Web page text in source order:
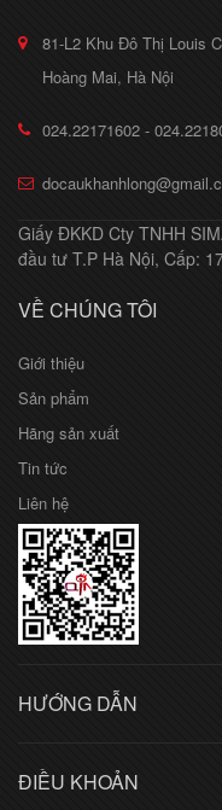
81-L2 Khu Đô Thị Louis
Hoàng Mai, Hà Nội
024.22171602 -
Giấy ĐKKD Cty TNHH
đầu tư T.P Hà Nội, Cấp:
VỀ CHÚNG TÔI
Giới thiệu
Sản phẩm
Hãng sản xuất
Tin tức
Liên hệ
HƯỚNG DẪN
ĐIỀU KHOẢN